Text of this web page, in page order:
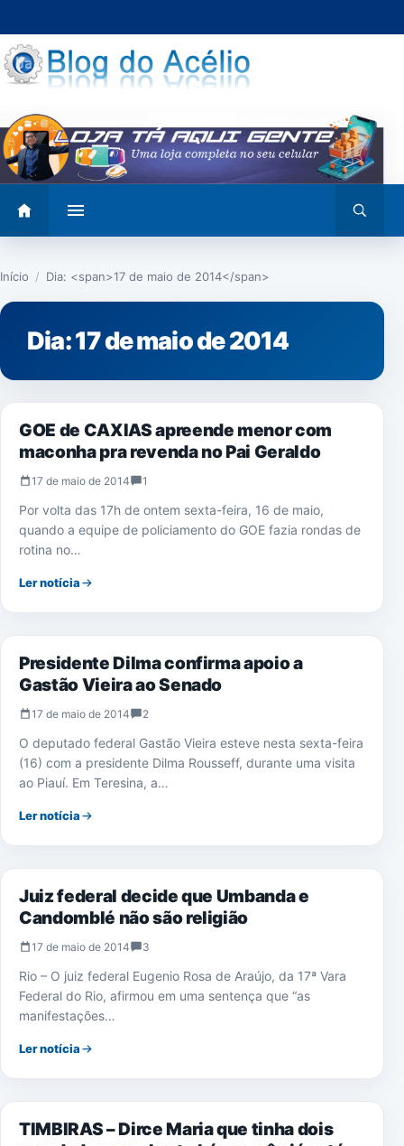
para
o
conteúdo
menu
busca
Início / Dia: <span>17 de maio de 2014</span>
Dia:17 de maio de 2014
NOTÍCIAS
GOE de CAXIAS apreende menor com
maconha pra revenda no Pai Geraldo
17 de maio de 2014 1
Por volta das 17h de ontem sexta-feira, 16 de maio,
quando a equipe de policiamento do GOE fazia rondas de
rotina no…
Ler notícia
ELEIÇÕES 2014
Presidente Dilma confirma apoio a
Gastão Vieira ao Senado
17 de maio de 2014 2
O deputado federal Gastão Vieira esteve nesta sexta-feira
(16) com a presidente Dilma Rousseff, durante uma visita
ao Piauí. Em Teresina, a…
Ler notícia
NOTÍCIAS
Juiz federal decide que Umbanda e
Candomblé não são religião
17 de maio de 2014 3
Rio – O juiz federal Eugenio Rosa de Araújo, da 17ª Vara
Federal do Rio, afirmou em uma sentença que “as
manifestações…
Ler notícia
TIMBIRAS
TIMBIRAS – Dirce Maria que tinha dois